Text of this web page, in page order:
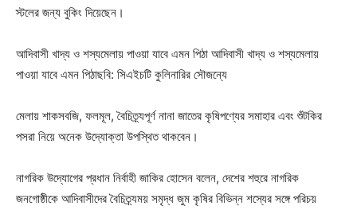
স্টলের জন্য বুকিং দিয়েছেন।
আদিবাসী খাদ্য ও শস্যমেলায় পাওয়া যাবে এমন পিঠা আদিবাসী খাদ্য ও শস্যমেলায়
পাওয়া যাবে এমন পিঠাছবি: সিএইচটি কুলিনারির সৌজন্যে
মেলায় শাকসবজি, ফলমূল, বৈচিত্র্যপূর্ণ নানা জাতের কৃষিপণ্যের সমাহার এবং শুঁটকির
পসরা নিয়ে অনেক উদ্যোক্তা উপস্থিত থাকবেন।
নাগরিক উদ্যোগের প্রধান নির্বাহী জাকির হোসেন বলেন, দেশের শহুরে নাগরিক
জনগোষ্ঠীকে আদিবাসীদের বৈচিত্র্যময় সমৃদ্ধ জুম কৃষির বিভিন্ন শস্যের সঙ্গে পরিচয়